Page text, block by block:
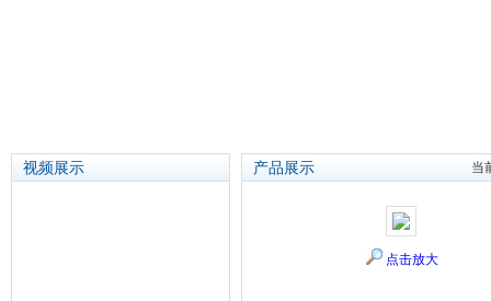
视频展示 产品展示 当
点击放大